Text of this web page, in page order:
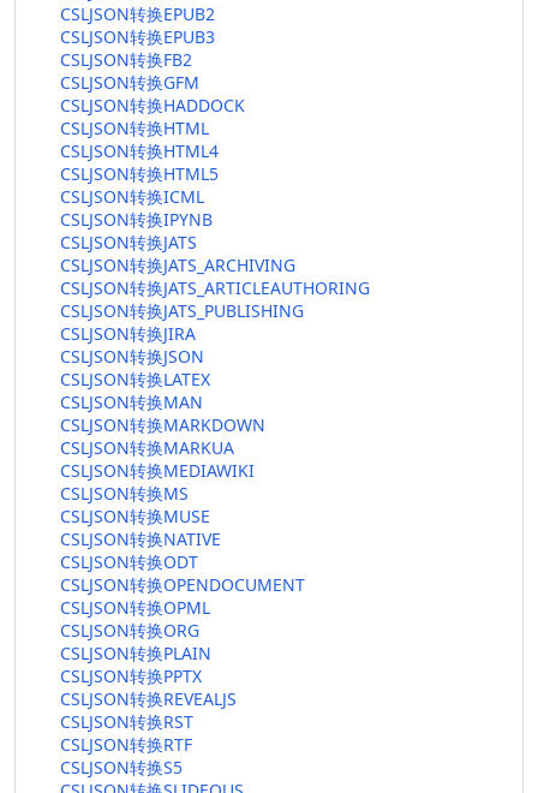
CSLJSON转换EPUB2
CSLJSON转换EPUB3
CSLJSON转换FB2
CSLJSON转换GFM
CSLJSON转换HADDOCK
CSLJSON转换HTML
CSLJSON转换HTML4
CSLJSON转换HTML5
CSLJSON转换ICML
CSLJSON转换IPYNB
CSLJSON转换JATS
CSLJSON转换JATS_ARCHIVING
CSLJSON转换JATS_ARTICLEAUTHORING
CSLJSON转换JATS_PUBLISHING
CSLJSON转换JIRA
CSLJSON转换JSON
CSLJSON转换LATEX
CSLJSON转换MAN
CSLJSON转换MARKDOWN
CSLJSON转换MARKUA
CSLJSON转换MEDIAWIKI
CSLJSON转换MS
CSLJSON转换MUSE
CSLJSON转换NATIVE
CSLJSON转换ODT
CSLJSON转换OPENDOCUMENT
CSLJSON转换OPML
CSLJSON转换ORG
CSLJSON转换PLAIN
CSLJSON转换PPTX
CSLJSON转换REVEALJS
CSLJSON转换RST
CSLJSON转换RTF
CSLJSON转换S5